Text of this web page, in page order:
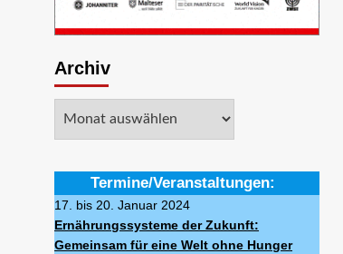
Archiv
Termine/Veranstaltungen:
17. bis 20. Januar 2024
Ernährungssysteme der Zukunft:
Gemeinsam für eine Welt ohne Hunger